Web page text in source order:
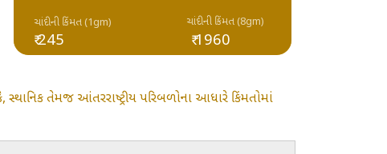
₹ 245
ચાંદીની કિંમત (1gm) ચાંદીની કિંમત (8gm)
₹ 1960
તેમજ આંતરરાષ્ટ્રીય પરિબળોના આધારે કિંમતોમાં